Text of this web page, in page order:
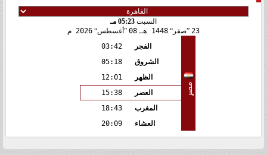
السبت 05:23 مـ
23 صفر 1448 هـ 08 أغسطس 2026 م
مصر
الفجر
03:42
الشروق
05:18
الظهر
12:01
العصر
15:38
المغرب
18:43
العشاء
20:09